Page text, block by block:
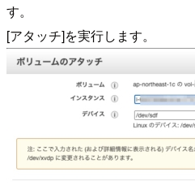
す。
[アタッチ]を実行します。